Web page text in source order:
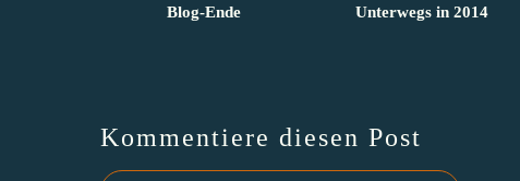
Blog-Ende Unterwegs in 2014
Kommentiere diesen Post